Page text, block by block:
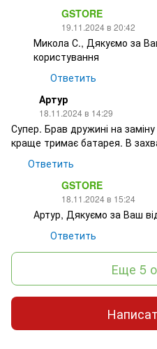
GSTORE
19.11.2024 в 20:42
Микола С., Дякуємо за
користування
Ответить
Артур
18.11.2024 в 14:29
Супер. Брав дружині на
краще тримає батарея. В
Ответить
GSTORE
18.11.2024 в 15:24
Артур, Дякуємо за Ваш
Ответить
Еще 5